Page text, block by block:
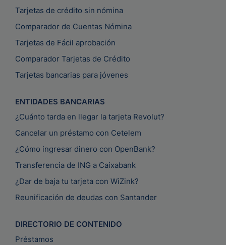
Tarjetas de crédito sin nómina
Comparador de Cuentas Nómina
Tarjetas de Fácil aprobación
Comparador Tarjetas de Crédito
Tarjetas bancarias para jóvenes
ENTIDADES BANCARIAS
¿Cuánto tarda en llegar la tarjeta Revolut?
Cancelar un préstamo con Cetelem
¿Cómo ingresar dinero con OpenBank?
Transferencia de ING a Caixabank
¿Dar de baja tu tarjeta con WiZink?
Reunificación de deudas con Santander
DIRECTORIO DE CONTENIDO
Préstamos